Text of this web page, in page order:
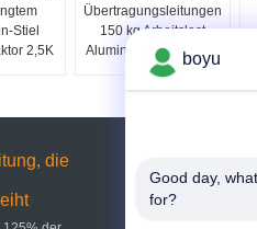
Stiel
2,5K
Übertragungsleitungen
150 kg Arbeitslast
Aluminiumlegierteisen
die
boyu
Good day,
for?